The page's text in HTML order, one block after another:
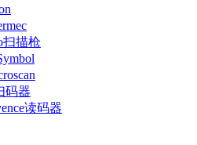
扫描枪
码器
读码器